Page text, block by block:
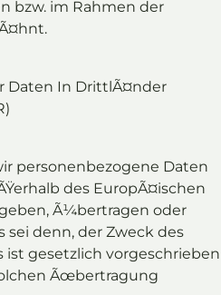
bzw. im Rahmen der
In DrittlÃ¤nder
personenbezogene Daten
des EuropÃ¤ischen
Ã¼bertragen oder
sei denn, der Zweck des
ist gesetzlich vorgeschrieben
Ãœbertragung